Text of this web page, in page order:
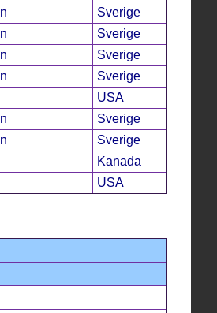
Sverige
Sverige
Sverige
Sverige
USA
Sverige
Sverige
Kanada
USA